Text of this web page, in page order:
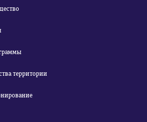
территории